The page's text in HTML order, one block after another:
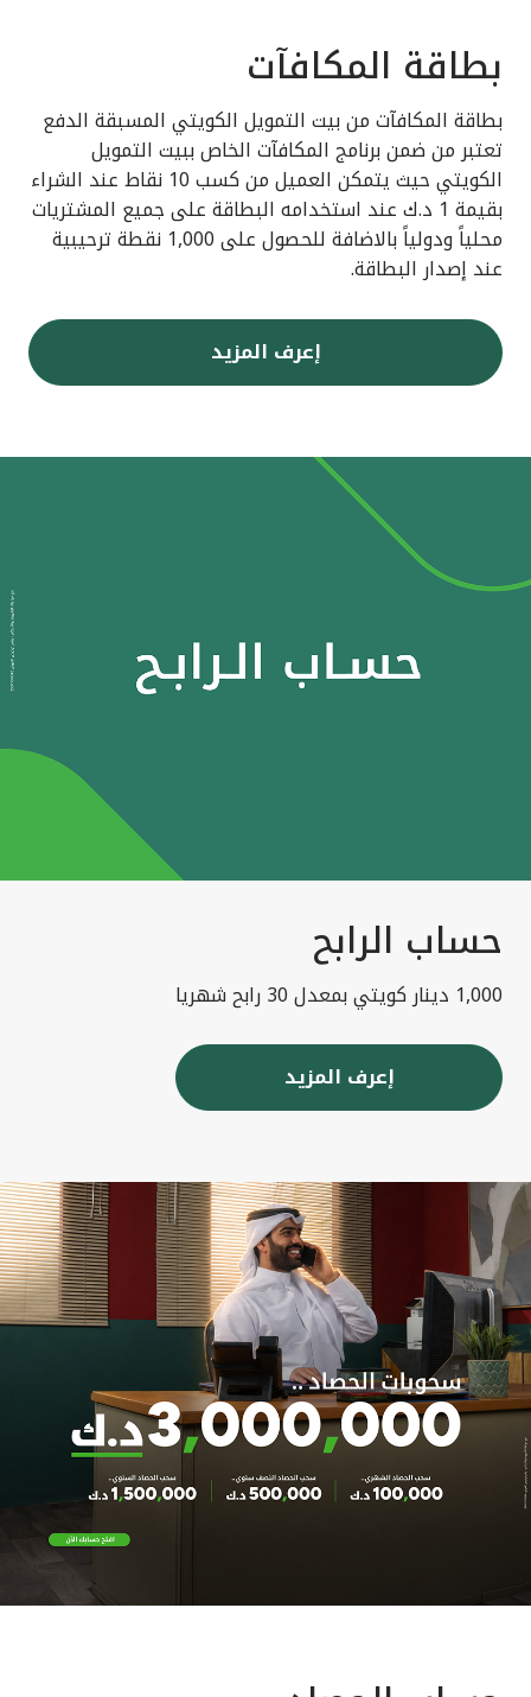
بطاقة المكافآت
بطاقة المكافآت من بيت التمويل الكويتي المسبقة الدفع
تعتبر من ضمن برنامج المكافآت الخاص ببيت التمويل
الكويتي حيث يتمكن العميل من كسب 10 نقاط عند الشراء
بقيمة 1 د.ك عند استخدامه البطاقة على جميع المشتريات
محلياً ودولياً بالاضافة للحصول على 1,000 نقطة ترحيبية
عند إصدار البطاقة.
إعرف المزيد
حساب الرابح
1,000 دينار كويتي بمعدل 30 رابح شهريا
إعرف المزيد